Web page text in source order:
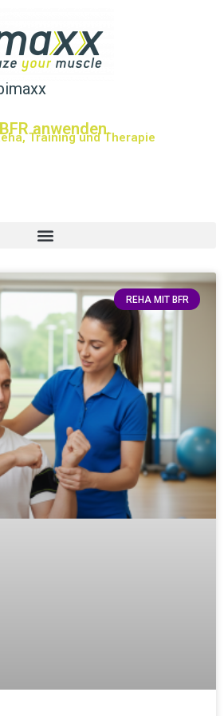
anwenden.
Training und Therapie
REHA MIT BFR